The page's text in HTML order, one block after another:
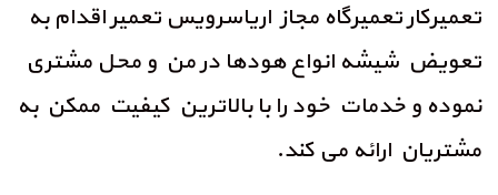
تعمیرکار تعمیرگاه مجاز اریاسرویس تعمیر اقدام به
تعویض شیشه انواع هودها در من و محل مشتری
نموده و خدمات خود را با بالاترین کیفیت ممکن به
مشتریان ارائه می‌ کند.